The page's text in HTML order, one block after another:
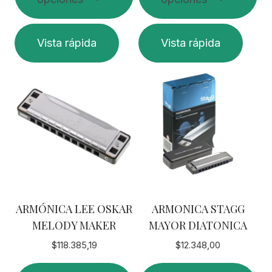
Este
producto
tiene
variantes.
Las
opciones
la
página
producto
Vista rápida
Este
producto
tiene
múltiples
variantes.
opciones
pueden
página
producto
Vista rápida
ARMÓNICA LEE OSKAR
MELODY MAKER
$118.385,19
ARMONICA STAGG
MAYOR DIATONICA
$12.348,00